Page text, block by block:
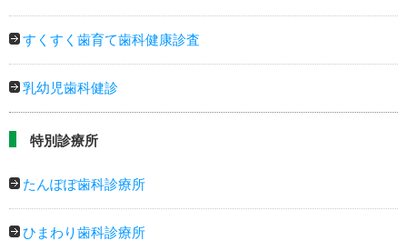
すくすく歯育て歯科健康診査
乳幼児歯科健診
特別診療所
たんぽぽ歯科診療所
ひまわり歯科診療所